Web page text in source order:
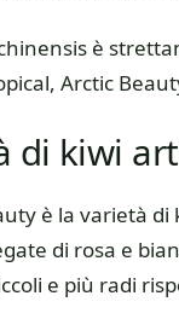
chinensis è
Arctic
di kiwi
è la varietà
di rosa e
e più radi